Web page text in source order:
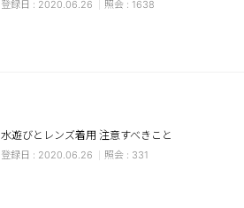
2020.06.26 1638
水遊びとレンズ着用 注意すべきこと
2020.06.26 331